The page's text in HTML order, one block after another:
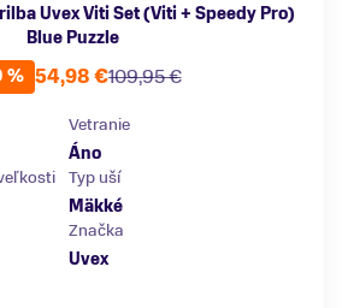
Uvex Viti Set (Viti + Speedy Pro)
Blue Puzzle
%
109,95 €
54,98 €
Vetranie
Áno
Typ uší
Mäkké
Značka
Uvex